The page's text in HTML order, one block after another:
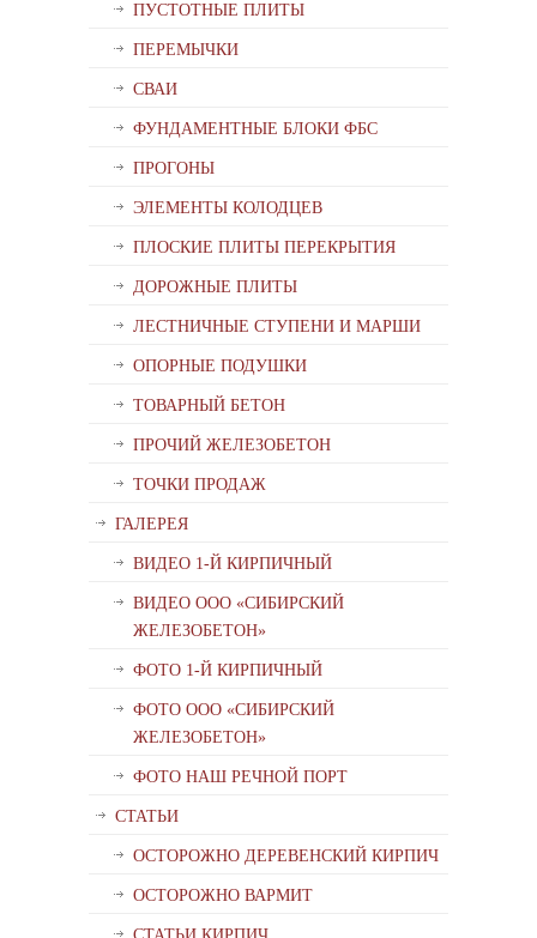
ПУСТОТНЫЕ ПЛИТЫ
ПЕРЕМЫЧКИ
СВАИ
ФУНДАМЕНТНЫЕ БЛОКИ ФБС
ПРОГОНЫ
ЭЛЕМЕНТЫ КОЛОДЦЕВ
ПЛОСКИЕ ПЛИТЫ ПЕРЕКРЫТИЯ
ДОРОЖНЫЕ ПЛИТЫ
ЛЕСТНИЧНЫЕ СТУПЕНИ И МАРШИ
ОПОРНЫЕ ПОДУШКИ
ТОВАРНЫЙ БЕТОН
ПРОЧИЙ ЖЕЛЕЗОБЕТОН
ТОЧКИ ПРОДАЖ
ГАЛЕРЕЯ
ВИДЕО 1-Й КИРПИЧНЫЙ
ВИДЕО ООО «СИБИРСКИЙ
ЖЕЛЕЗОБЕТОН»
ФОТО 1-Й КИРПИЧНЫЙ
ФОТО ООО «СИБИРСКИЙ
ЖЕЛЕЗОБЕТОН»
ФОТО НАШ РЕЧНОЙ ПОРТ
СТАТЬИ
ОСТОРОЖНО ДЕРЕВЕНСКИЙ КИРПИЧ
ОСТОРОЖНО ВАРМИТ